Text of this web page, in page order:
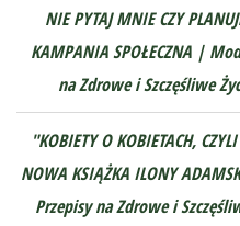
NIE PYTAJ MNIE CZY
KAMPANIA SPOŁECZNA |
na Zdrowe i Szczęśliwe
"KOBIETY O KOBIETACH,
NOWA KSIĄŻKA ILONY
Przepisy na Zdrowe i